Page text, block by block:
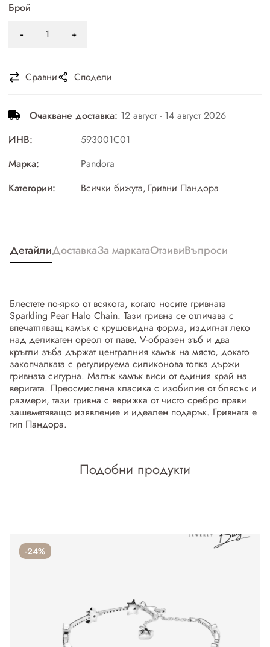
Брой
Сравни Сподели
Очакване доставка: 12 август - 14 август 2026
ИНВ:
593001C01
Марка:
Pandora
Категории:
Всички бижута, Гривни Пандора
ДетайлиДоставкаЗа маркатаОтзивиВъпроси
Блестете по-ярко от всякога, когато носите гривната
Sparkling Pear Halo Chain. Тази гривна се отличава с
впечатляващ камък с крушовидна форма, издигнат леко
над деликатен ореол от паве. V-образен зъб и два
кръгли зъба държат централния камък на място, докато
закопчалката с регулируема силиконова топка държи
гривната сигурна. Малък камък виси от единия край на
веригата. Преосмислена класика с изобилие от блясък и
размери, тази гривна с верижка от чисто сребро прави
зашеметяващо изявление и идеален подарък. Гривната е
тип Пандора.
Подобни продукти
-24%